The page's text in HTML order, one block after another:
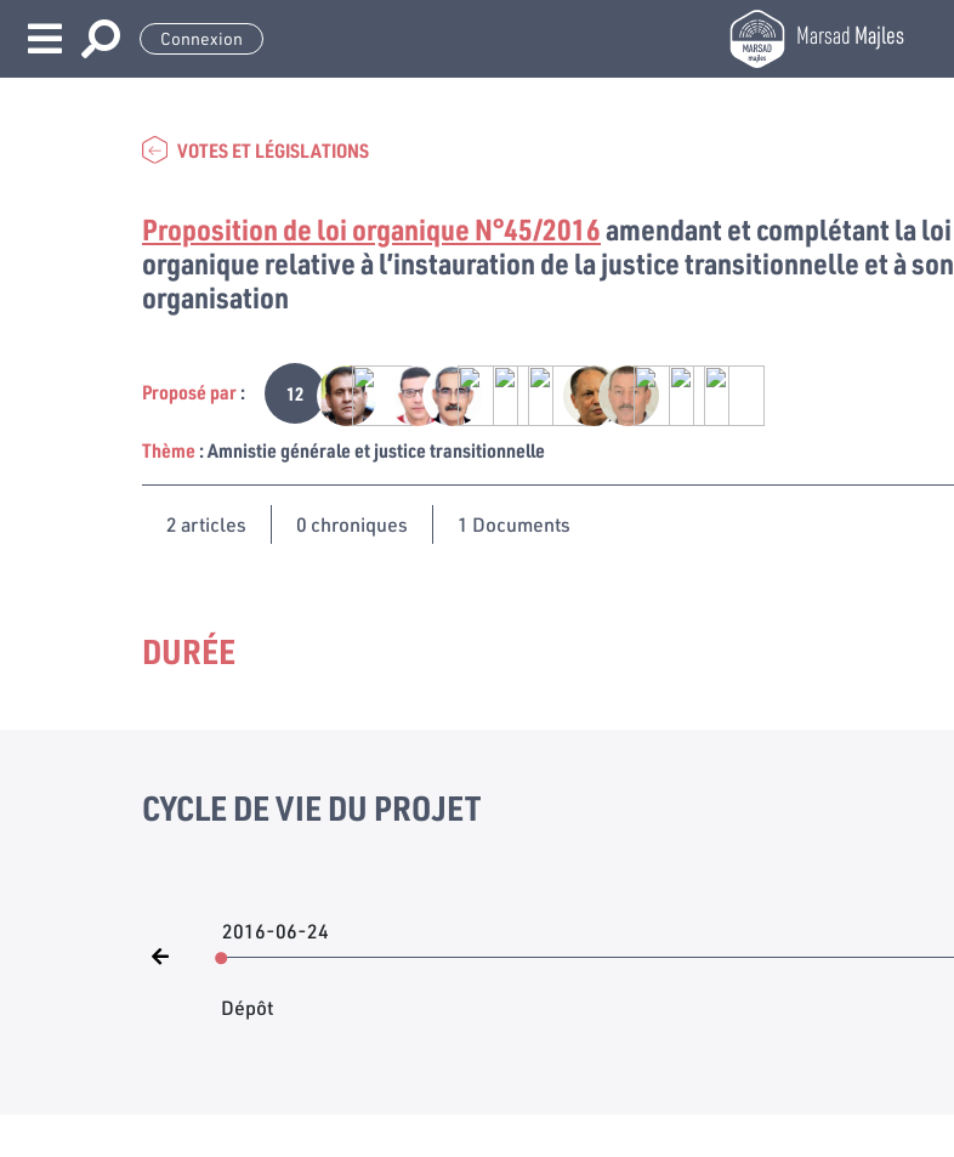
Connexion MarsadMajles
VOTES ET LÉGISLATIONS
Proposition de loi organique N°45/2016amendant et complétant la loi
organique relative à l’instauration de la justice transitionnelle et à son
organisation
Proposé par: 12
Thème: Amnistie générale et justice transitionnelle
2articles 0 chroniques 1 Documents
DURÉE
CYCLE DE VIE DU PROJET
2016-06-24
Dépôt